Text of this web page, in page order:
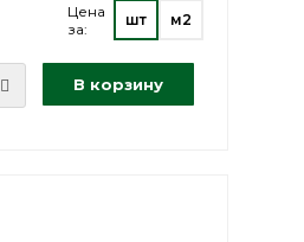
Цена
за:
шт м2
В корзину